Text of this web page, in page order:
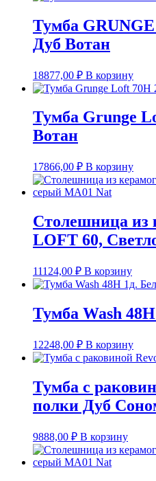
Тумба
Дуб Вотан
18877,00 ₽ В корзину
Тумба Grunge
Вотан
17866,00 ₽ В корзину
Столешница из
LOFT 60,
11124,00 ₽ В корзину
Тумба Wash
12248,00 ₽ В корзину
Тумба с
полки Дуб
9888,00 ₽ В корзину